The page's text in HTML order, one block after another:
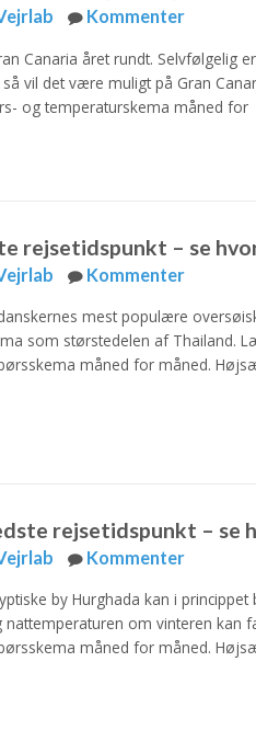
Kommenter
Canaria året rundt.
vil det være muligt på Gran
og temperaturskema måned for
rejsetidspunkt – se
Kommenter
mest populære
som størstedelen af Thailand.
måned for måned.
rejsetidspunkt – se
Kommenter
by Hurghada kan i
om vinteren kan
måned for måned.